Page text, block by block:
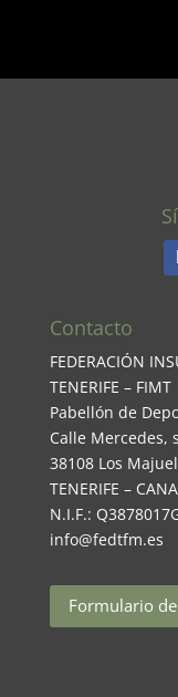
Contacto
FEDERACIÓN
TENERIFE – FIMT
Pabellón de
Calle Mercedes,
38108 Los
TENERIFE –
N.I.F.:
info@fedtfm.es
Formulario